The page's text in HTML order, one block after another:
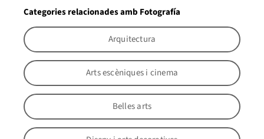
Categories relacionades amb Fotografía
Arquitectura
Arts escèniques i cinema
Belles arts